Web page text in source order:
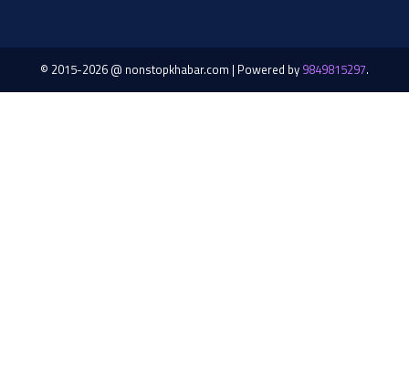
© 2015-2026 @ nonstopkhabar.com | Powered by 9849815297.